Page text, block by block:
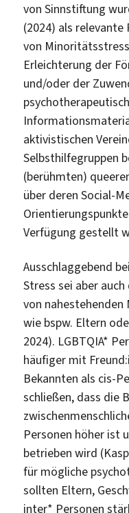
von Sinnstiftung
(2024) als relevante
von
Erleichterung der
und/oder der
aktivistischen
Selbsthilfegruppen
(berühmten)
über deren Social-
Verfügung gestellt
Ausschlaggebend
Stress sei aber
von
wie bspw. Eltern
2024). LGBTQIA*
häufiger mit
Bekannten als cis-
schließen, dass die
Personen höher ist
betrieben wird
für mögliche
sollten Eltern,
inter* Personen